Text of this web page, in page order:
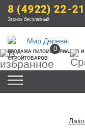
8 (4922) 22-
Звонок бесплатный
ПРОДАЖА ПИЛОМАТЕРИАЛОВ И
СТРОЙТОВАРОВ
0